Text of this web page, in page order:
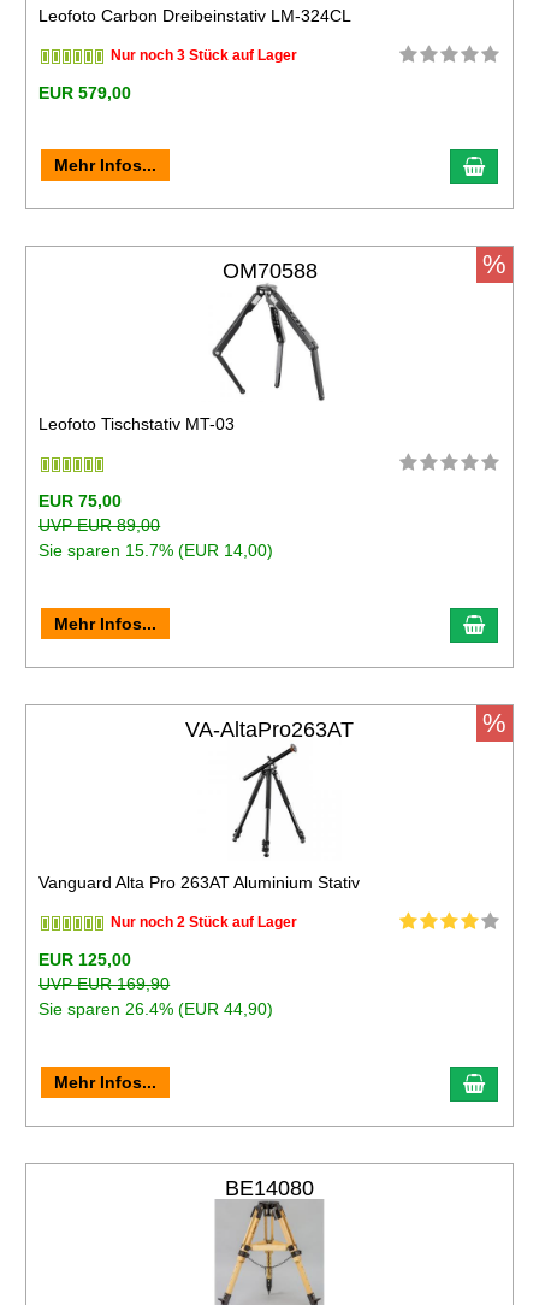
Leofoto Carbon Dreibeinstativ LM-324CL
Nur noch 3 Stück auf Lager
EUR 579,00
Mehr Infos...
OM70588
Leofoto Tischstativ MT-03
EUR 75,00
UVP EUR 89,00
Sie sparen 15.7% (EUR 14,00)
Mehr Infos...
%
VA-AltaPro263AT
Vanguard Alta Pro 263AT Aluminium Stativ
Nur noch 2 Stück auf Lager
EUR 125,00
UVP EUR 169,90
Sie sparen 26.4% (EUR 44,90)
Mehr Infos...
%
BE14080